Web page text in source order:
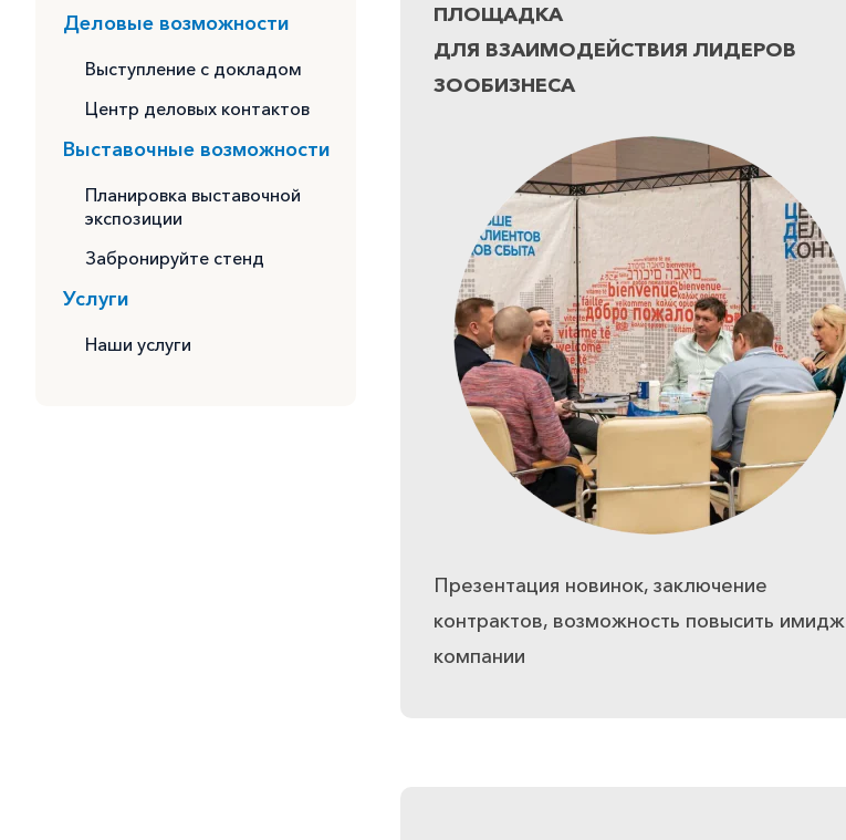
Деловые возможности
Выступление с докладом
Центр деловых контактов
Выставочные возможности
Планировка выставочной
экспозиции
Забронируйте стенд
Услуги
Наши услуги
ПЛОЩАДКА
ДЛЯ ВЗАИМОДЕЙСТВИЯ ЛИДЕРОВ
ЗООБИЗНЕСА
Презентация новинок, заключение
контрактов, возможность повысить имидж
компании